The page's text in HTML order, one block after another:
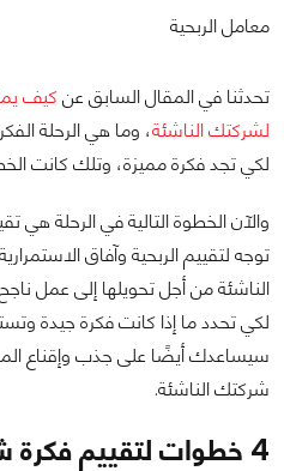
معامل الربحية
تحدثنا في المقال السابق عنكيف
لشركتك الناشئة، وما هي الرحلة
لكي تجد فكرة مميزة، وتلك كانت
والآن الخطوة التالية في الرحلة هي
توجه لتقييم الربحية وآفاق
الناشئة من أجل تحويلها إلى عمل
لكي تحدد ما إذا كانت فكرة جيدة
سيساعدك أيضًا على جذب وإقناع
شركتك الناشئة.
4 خطوات لتقييم فكرة شركتك الناشئة!